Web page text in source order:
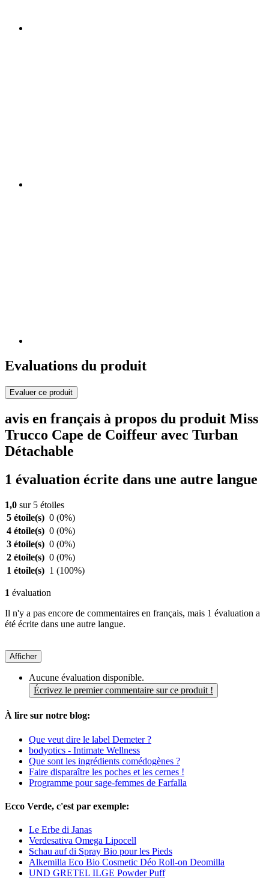
Evaluations du produit
Evaluer ce produit
avis en français à propos du produit Miss
Trucco Cape de Coiffeur avec Turban
Détachable
1 évaluation écrite dans une autre langue
1,0 sur 5 étoiles
5 étoile(s) 0 (0%)
4 étoile(s) 0 (0%)
3 étoile(s) 0 (0%)
2 étoile(s) 0 (0%)
1 étoile(s) 1 (100%)
1 évaluation
Il n'y a pas encore de commentaires en français, mais 1 évaluation a
été écrite dans une autre langue.
Afficher
Aucune évaluation disponible.
Écrivez le premier commentaire sur ce produit !
À lire sur notre blog:
Que veut dire le label Demeter ?
bodyotics - Intimate Wellness
Que sont les ingrédients comédogènes ?
Faire disparaître les poches et les cernes !
Programme pour sage-femmes de Farfalla
Ecco Verde, c'est par exemple:
Le Erbe di Janas
Verdesativa Omega Lipocell
Schau auf di Spray Bio pour les Pieds
Alkemilla Eco Bio Cosmetic Déo Roll-on Deomilla
UND GRETEL ILGE Powder Puff